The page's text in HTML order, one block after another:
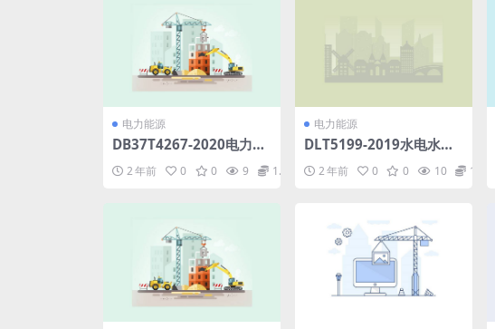
电力能源
DB37T4267-2020电力施
工企业安全生产风险分级
管控体系实施指南(1.69M
2 年前 0 0 9 1.98
电力能源
DLT5199-2019水电水利
工程混凝土防渗墙施工规
范.pdf
2 年前 0 0 10 1.98